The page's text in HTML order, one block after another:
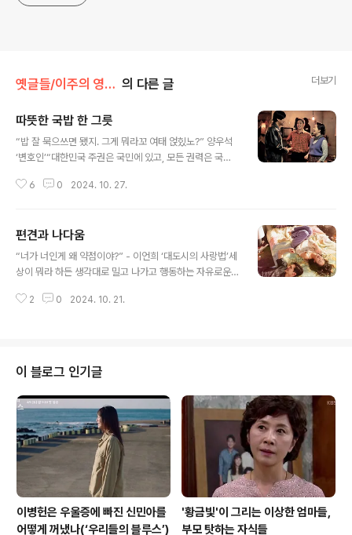
옛글들/이주의 영화 대사 의 다른 글 더보기
따뜻한 국밥 한 그릇
“밥 잘 묵으쓰면 됐지. 그게 뭐라꼬 여태 얹힜노?” 양우석
‘변호인’“대한민국 주권은 국민에 있고, 모든 권력은 국민
‘변호인’은 이 명대사로 잘 알려져 있다. 국가의 폭력에 의
남을 명장면이지만 그럼에도 내게 남은 이 영화의 명장면
은 따로 있다. 그건 송우석 변호사가 고시 준비할 때 자주
갔던 국밥집 아지매 최순애(김영애)와의 일화다. 너무 힘들
은, 밀린 외상값을 내려고 주머니 속 지폐를 만지작거리다
6 0 2024. 10. 27.
편견과 나다움
“너가 너인게 왜 약점이야?” - 이언희 ‘대도시의 사랑법’세
상이 뭐라 하든 생각대로 밀고 나가고 행동하는 자유로운
채 세상과 거리를 두고 살아가는 흥수(노상현). 이언희 감
서 두 사람의 관계가 시작된다. 흥수가 “약점이라도 잡은
것 같냐?”고 자기보호 본능에 가까운 화를 내자, 재희는 흥
수에게 말한다. “너가 너인게 왜 약점이야?” 결코 평범하지
않은 이 청춘들은 세상의 편견으로부터 자유로워지기 위해
방법을 찾아낸다. 그건 두 사람이 사귀는 사이인 척 하는
것. 이로써 흥수는 성소수자..
2 0 2024. 10. 21.
이 블로그 인기글
이병헌은 우울증에 빠진 신민아를
어떻게 꺼냈나(‘우리들의 블루스’)
'황금빛'이 그리는 이상한 엄마들,
부모 탓하는 자식들